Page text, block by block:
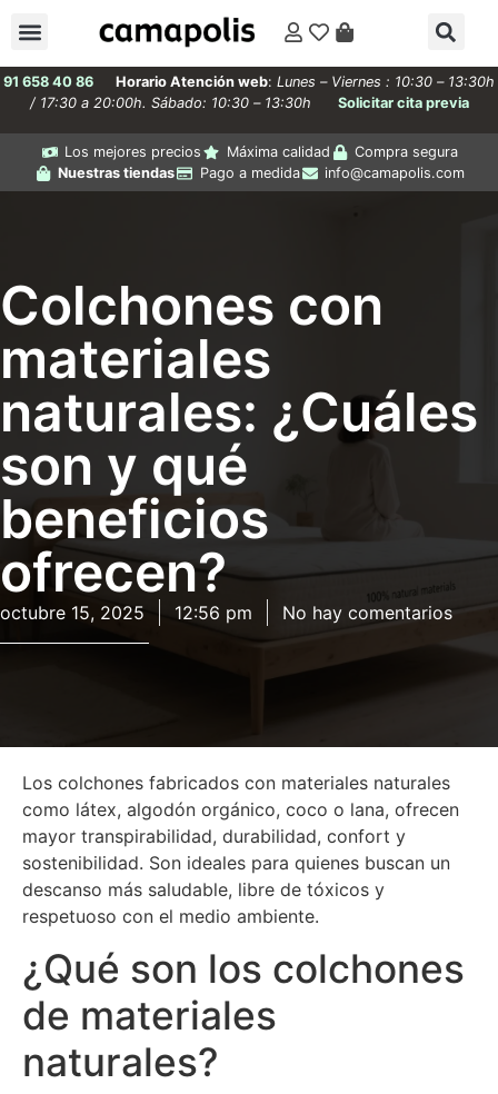
91 658 40 86 Horario Atención web: Lunes – Viernes : 10:30 – 13:30h
/ 17:30 a 20:00h. Sábado: 10:30 – 13:30h
Solicitar cita previa
Los mejores precios Máxima calidad
Compra segura
Nuestras tiendas
Pago a medida info@camapolis.com
Colchones con
materiales
naturales: ¿Cuáles
son y qué
beneficios
ofrecen?
octubre 15, 2025 12:56 pm No hay comentarios
Los colchones fabricados con materiales naturales
como látex, algodón orgánico, coco o lana, ofrecen
mayor transpirabilidad, durabilidad, confort y
sostenibilidad. Son ideales para quienes buscan un
descanso más saludable, libre de tóxicos y
respetuoso con el medio ambiente.
¿Qué son los colchones
de materiales
naturales?